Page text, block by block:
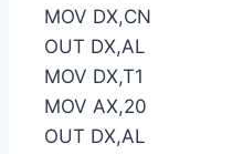
MOV DX,CN
OUT DX,AL
MOV DX,T1
MOV AX,20
OUT DX,AL